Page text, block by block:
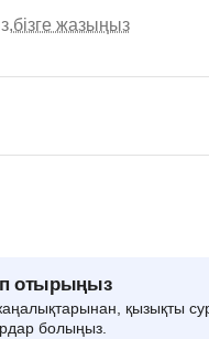
бізге жазыңыз
отырыңыз
қызықты
болыңыз.